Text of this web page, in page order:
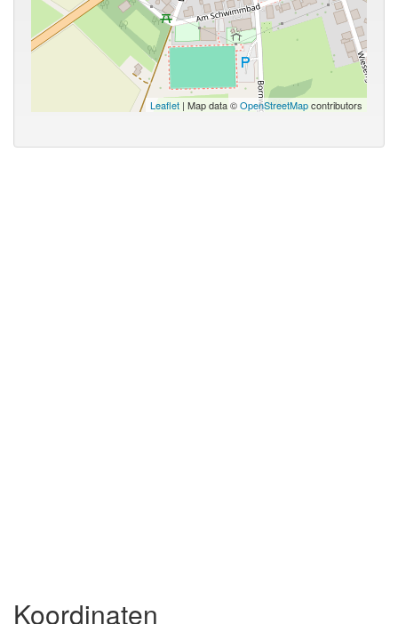
Leaflet | Map data ©OpenStreetMapcontributors
Koordinaten